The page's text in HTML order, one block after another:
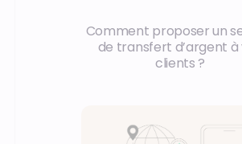
Comment proposer un
de transfert d’argent à
clients ?